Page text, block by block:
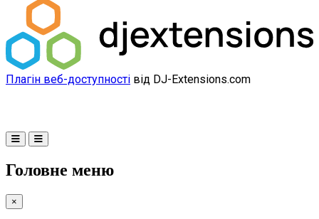
Плагін веб-доступності від DJ-Extensions.com
Головне меню
×